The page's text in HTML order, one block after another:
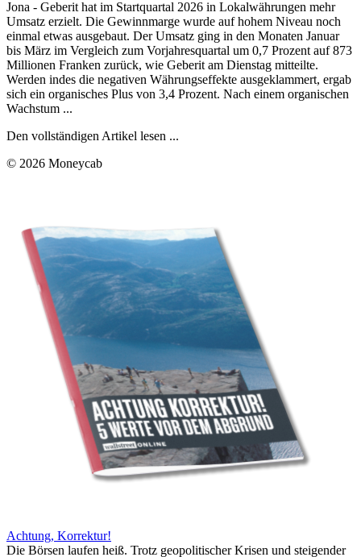
Jona - Geberit hat im Startquartal 2026 in Lokalwährungen mehr
Umsatz erzielt. Die Gewinnmarge wurde auf hohem Niveau noch
einmal etwas ausgebaut. Der Umsatz ging in den Monaten Januar
bis März im Vergleich zum Vorjahresquartal um 0,7 Prozent auf 873
Millionen Franken zurück, wie Geberit am Dienstag mitteilte.
Werden indes die negativen Währungseffekte ausgeklammert, ergab
sich ein organisches Plus von 3,4 Prozent. Nach einem organischen
Wachstum ...
Den vollständigen Artikel lesen ...
© 2026 Moneycab
Achtung, Korrektur!
Die Börsen laufen heiß. Trotz geopolitischer Krisen und steigender